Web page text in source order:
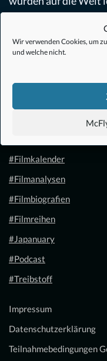
Wir verwenden Cookies, um
und welche nicht.
#Filmkalender
#Filmanalysen
#Filmbiografien
#Filmreihen
#Japanuary
#Podcast
#Treibstoff
Impressum
Datenschutzerklärung
Teilnahmebedingungen